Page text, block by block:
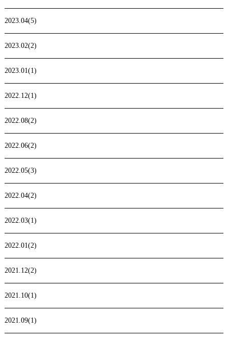
2023.04(5)
2023.02(2)
2023.01(1)
2022.12(1)
2022.08(2)
2022.06(2)
2022.05(3)
2022.04(2)
2022.03(1)
2022.01(2)
2021.12(2)
2021.10(1)
2021.09(1)